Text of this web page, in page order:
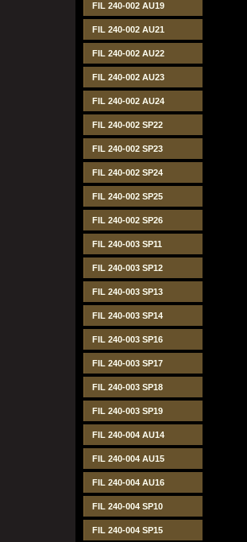
FIL 240-002 AU19
FIL 240-002 AU21
FIL 240-002 AU22
FIL 240-002 AU23
FIL 240-002 AU24
FIL 240-002 SP22
FIL 240-002 SP23
FIL 240-002 SP24
FIL 240-002 SP25
FIL 240-002 SP26
FIL 240-003 SP11
FIL 240-003 SP12
FIL 240-003 SP13
FIL 240-003 SP14
FIL 240-003 SP16
FIL 240-003 SP17
FIL 240-003 SP18
FIL 240-003 SP19
FIL 240-004 AU14
FIL 240-004 AU15
FIL 240-004 AU16
FIL 240-004 SP10
FIL 240-004 SP15